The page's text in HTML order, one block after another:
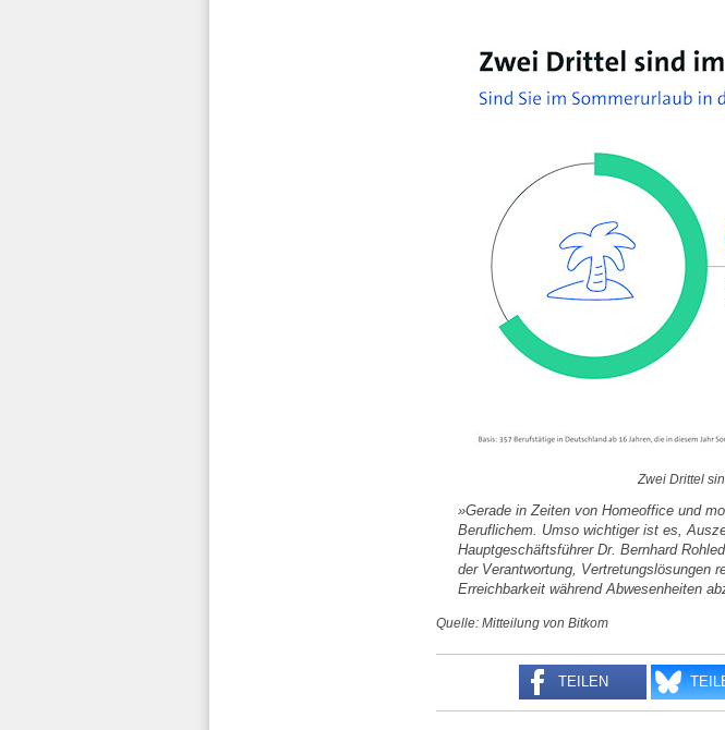
Zwei Drittel
»Gerade in Zeiten von Homeoffice und
Beruflichem. Umso wichtiger ist es,
Hauptgeschäftsführer Dr. Bernhard
der Verantwortung, Vertretungslösungen
Erreichbarkeit während Abwesenheiten
Quelle: Mitteilung von Bitkom
TEILEN